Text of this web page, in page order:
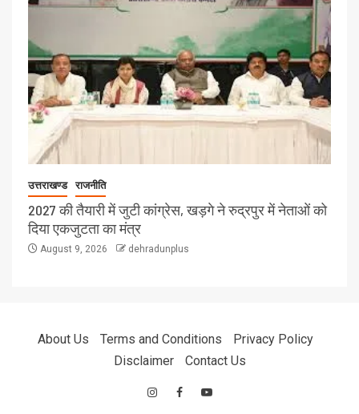
उत्तराखण्ड राजनीति
2027 की तैयारी में जुटी कांग्रेस, खड़गे ने रुद्रपुर में नेताओं को
दिया एकजुटता का मंत्र
August 9, 2026 dehradunplus
About Us Terms and Conditions
Privacy Policy
Disclaimer
Contact Us